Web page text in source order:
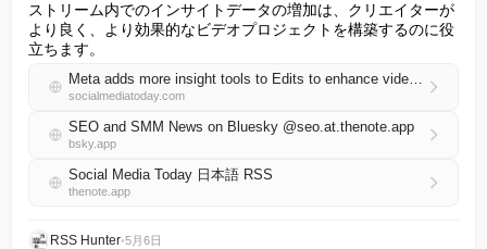
ストリーム内でのインサイトデータの増加は、クリエイターが
より良く、より効果的なビデオプロジェクトを構築するのに役
立ちます。
Meta adds more insight tools to Edits to enhance video projects
socialmediatoday.com
SEO and SMM News on Bluesky @seo.at.thenote.app
bsky.app
Social Media Today 日本語 RSS
thenote.app
RSS Hunter•5月6日